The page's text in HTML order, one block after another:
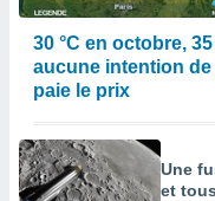
30 °C en octobre,
aucune intention de
paie le prix
Une
et